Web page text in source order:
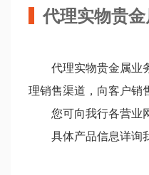
代理实物贵
代理实物贵金属业
理销售渠道，向客户销
您可向我行各营业
具体产品信息详询